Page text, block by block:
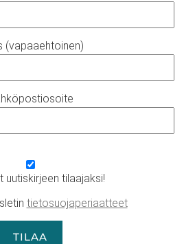
(vapaaehtoinen)
uutiskirjeen tilaajaksi!
tietosuojaperiaatteet